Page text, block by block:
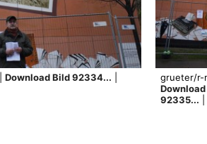
Download Bild 92334...
grueter/r-
92335...